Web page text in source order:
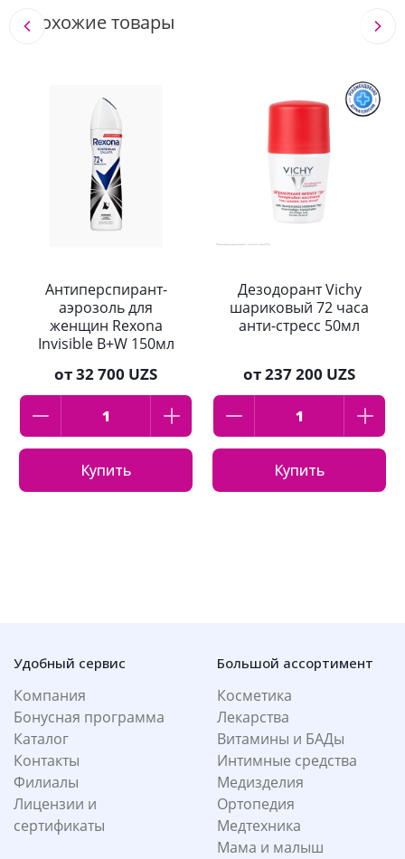
Похожие товары
Антиперспирант-
аэрозоль для
женщин Rexona
Invisible B+W 150мл
от32 700 UZS
Купить
Дезодорант Vichy
шариковый 72 часа
анти-стресс 50мл
от237 200 UZS
Купить
Удобный сервис
Компания
Бонусная программа
Каталог
Контакты
Филиалы
Лицензии и
сертификаты
Большой ассортимент
Косметика
Лекарства
Витамины и БАДы
Интимные средства
Медизделия
Ортопедия
Медтехника
Мама и малыш